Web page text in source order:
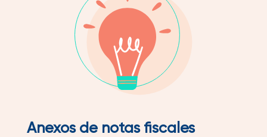
Anexos de notas fiscales